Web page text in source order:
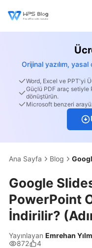
Orijinal yazılım,
Word, Excel ve PPT'yi
Güçlü PDF araç
dönüştürün.
Microsoft benzeri
Ana Sayfa Blog
Google
PowerPoint
İndirilir?
Yayınlayan Emrehan
872
4